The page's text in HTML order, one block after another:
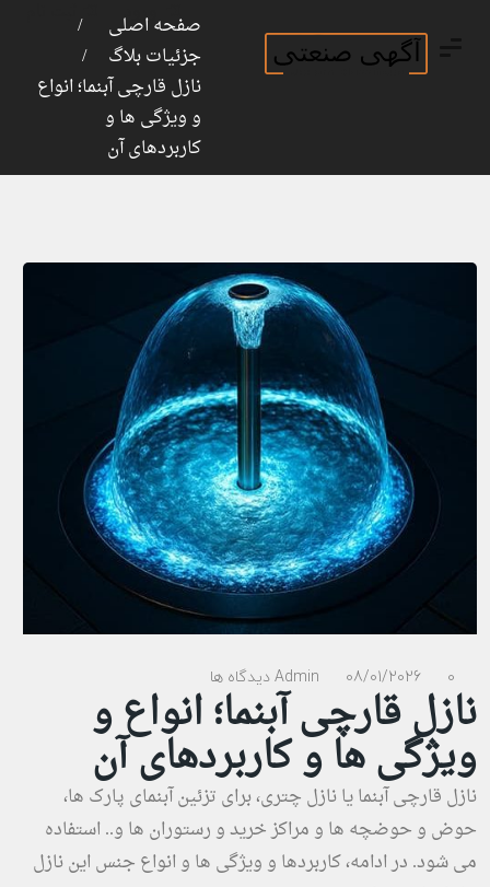
ورود
صفحه اصلی
جزئیات بلاگ
نازل قارچی آبنما؛ انواع
و ویژگی ها و
کاربردهای آن
Admin 08/01/2026 0 دیدگاه ها
نازل قارچی آبنما؛ انواع و
ویژگی ها و کاربردهای آن
نازل قارچی آبنما یا نازل چتری، برای تزئین آبنمای پارک ها،
حوض و حوضچه ها و مراکز خرید و رستوران ها و.. استفاده
می شود. در ادامه، کاربردها و ویژگی ها و انواع جنس این نازل